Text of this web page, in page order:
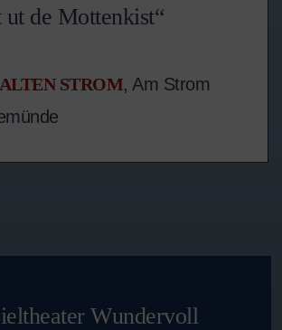
ut de Mottenkist“
STROM, Am Strom
Wundervoll